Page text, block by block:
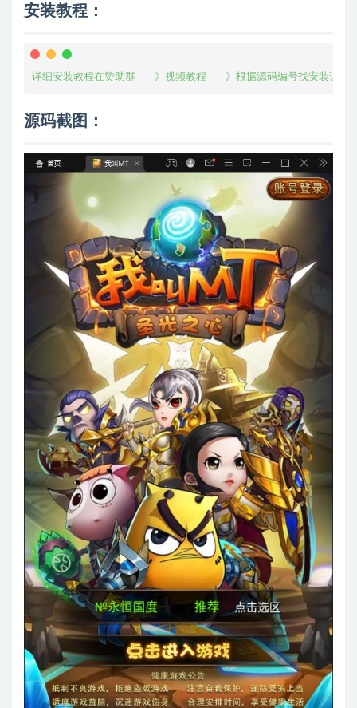
安装教程：
详细安装教程在赞助群---》视频教程---》根据源码编号找安装说明
源码截图：